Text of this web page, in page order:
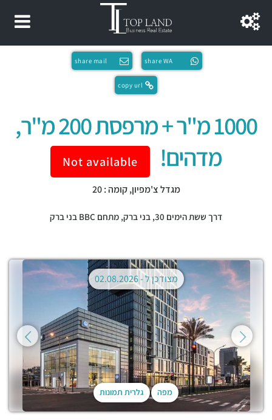
share WA
share mail
copy url
1000 מ"ר + מרפסת 200 מ"ר,
מדהים!
Not available
מגדל צ'מפיון, קומה : 20
דרך ששת הימים 30, בני ברק, מתחם BBC בני ברק
מפה גלרית תמונות
מצודכן ל -02.08.2026